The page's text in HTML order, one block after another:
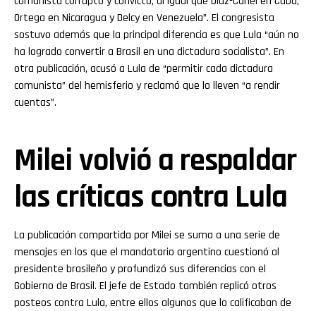
Ortega en Nicaragua y Delcy en Venezuela”. El congresista
sostuvo además que la principal diferencia es que Lula “aún no
ha logrado convertir a Brasil en una dictadura socialista”. En
otra publicación, acusó a Lula de “permitir cada dictadura
comunista” del hemisferio y reclamó que lo lleven “a rendir
cuentas”.
Milei volvió a respaldar
las críticas contra Lula
La publicación compartida por Milei se suma a una serie de
mensajes en los que el mandatario argentino cuestionó al
presidente brasileño y profundizó sus diferencias con el
Gobierno de Brasil. El jefe de Estado también replicó otros
posteos contra Lula, entre ellos algunos que lo calificaban de